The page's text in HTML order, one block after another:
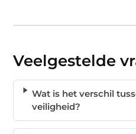
Veelgestelde
Wat is het verschil
veiligheid?